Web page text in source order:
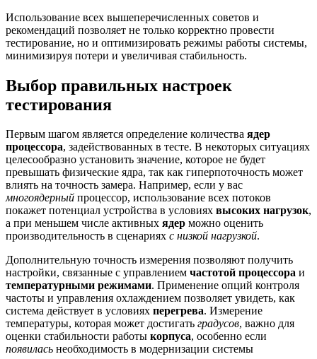
Использование всех вышеперечисленных советов и
рекомендаций позволяет не только корректно провести
тестирование, но и оптимизировать режимы работы системы,
минимизируя потери и увеличивая стабильность.
Выбор правильных настроек
тестирования
Первым шагом является определение количества ядер
процессора, задействованных в тесте. В некоторых ситуациях
целесообразно установить значение, которое не будет
превышать физические ядра, так как гиперпоточность может
влиять на точность замера. Например, если у вас
многоядерный процессор, использование всех потоков
покажет потенциал устройства в условиях высоких нагрузок,
а при меньшем числе активных ядер можно оценить
производительность в сценариях с низкой нагрузкой.
Дополнительную точность измерения позволяют получить
настройки, связанные с управлением частотой процессора и
температурными режимами. Применение опций контроля
частоты и управления охлаждением позволяет увидеть, как
система действует в условиях перегрева. Измерение
температуры, которая может достигать градусов, важно для
оценки стабильности работы корпуса, особенно если
появилась необходимость в модернизации системы